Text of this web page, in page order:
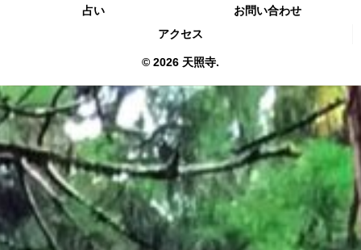
占い
お問い合わせ
アクセス
© 2026 天照寺.